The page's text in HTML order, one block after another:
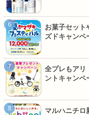
お菓子セット
ズドキャンペ
全プレもアリ
ントキャンペ
マルハニチロ